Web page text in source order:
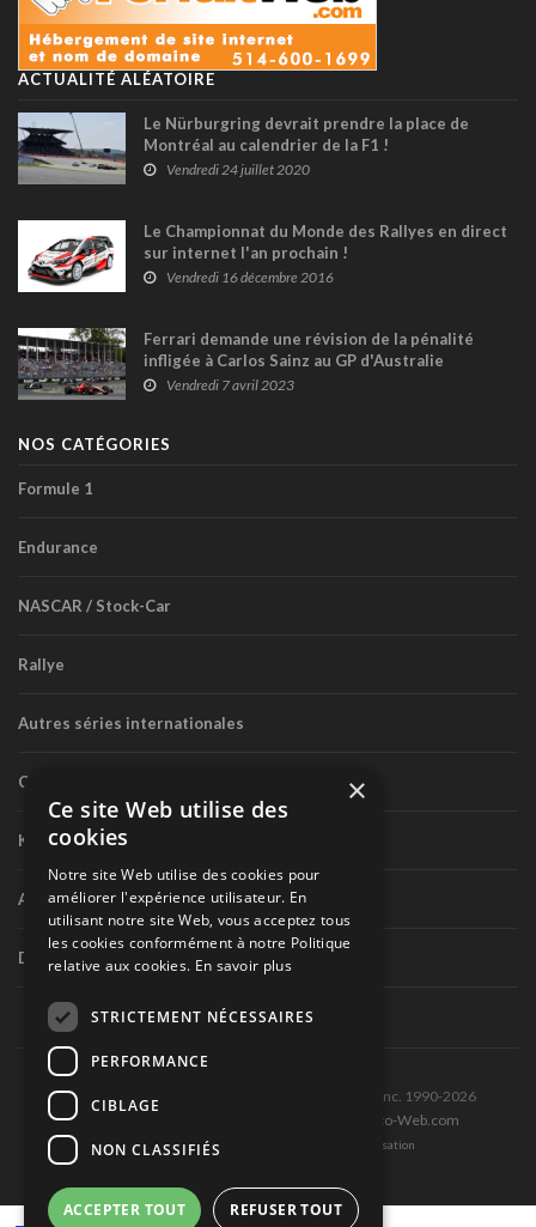
ACTUALITÉ ALÉATOIRE
Le Nürburgring devrait prendre la place de
Montréal au calendrier de la F1 !
Vendredi 24 juillet 2020
Le Championnat du Monde des Rallyes en direct
sur internet l'an prochain !
Vendredi 16 décembre 2016
Ferrari demande une révision de la pénalité
infligée à Carlos Sainz au GP d'Australie
Vendredi 7 avril 2023
NOS CATÉGORIES
Formule 1
Endurance
NASCAR / Stock-Car
Rallye
Autres séries internationales
Circuit routier canadien
Karting
Autres séries nationales
Divers
Tous droits réservés © Les Éditions Pole-Position inc. 1990-2026
Ce site est produit et hébergé par Montréal-Photo-Web.com
Politique de confidentialité et Conditions d’utilisation
×
Ce site Web utilise des
cookies
Notre site Web utilise des cookies pour
améliorer l'expérience utilisateur. En
utilisant notre site Web, vous acceptez tous
les cookies conformément à notre Politique
relative aux cookies. En savoir plus
STRICTEMENT NÉCESSAIRES
PERFORMANCE
CIBLAGE
NON CLASSIFIÉS
ACCEPTER TOUT REFUSER TOUT